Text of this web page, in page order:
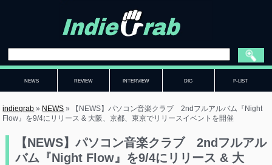
NEWS REVIEW INTERVIEW DIG P-LIST
indiegrab » NEWS »
【NEWS】パソコン音楽クラブ 2ndフルアルバム『Night
Flow』を9/4にリリース & 大阪、京都、東京でリリースイベントを開催
【NEWS】パソコン音楽クラブ 2ndフルアル
バム『Night Flow』を9/4にリリース & 大